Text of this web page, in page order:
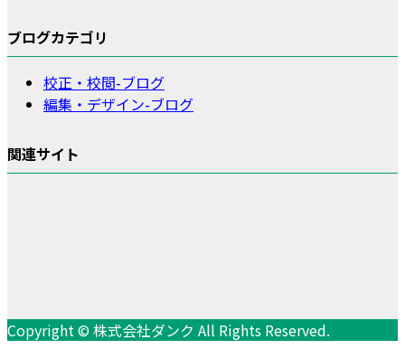
ブログカテゴリ
校正・校閲-ブログ
編集・デザイン-ブログ
関連サイト
Copyright © 株式会社ダンク All Rights Reserved.